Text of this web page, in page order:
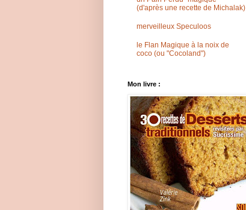
(d'après une recette de Michalak)
merveilleux Speculoos
le Flan Magique à la noix de
coco (ou "Cocoland")
Mon livre :